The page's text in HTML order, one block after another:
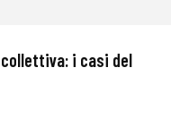
i casi del